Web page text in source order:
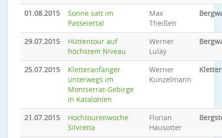
01.08.2015
Sonne satt im
Passeiertal
Max
Theißen
29.07.2015
Hüttentour auf
höchstem Niveau
Werner
Lulay
25.07.2015
Kletteranfänger
unterwegs im
Montserrat-Gebirge
in Katalonien
Werner
Kunzelmann
21.07.2015
Hochtourenwoche
Silvretta
Florian
Hausotter